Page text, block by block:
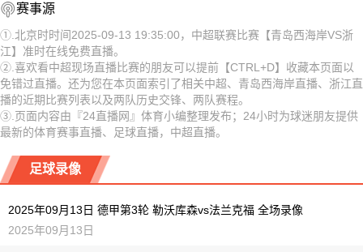
09-13 【中甲】 广东广州豹VS石家庄功夫
09-13 【中甲】 广西平果VS大连鲲城
09-13 【中甲】 南京城市VS深圳青年人
09-13 【英超】 阿森纳VS诺丁汉森林
09-13 【西甲】 赫塔费VS皇家奥维耶多
09-13 【中甲】 陕西联合VS辽宁铁人
09-13 【CBA】 山东VS山西
09-13 【中甲】 广东广州豹VS石家庄功夫
09-13 【中甲】 广西平果VS大连鲲城
09-13 【英超】 阿森纳VS诺丁汉森林
赛事源
①.北京时时间2025-09-13 19:35:00，中超联赛比赛【青岛西海岸VS浙
江】准时在线免费直播。
②.喜欢看中超现场直播比赛的朋友可以提前【CTRL+D】收藏本页面以
免错过直播。还为您在本页面索引了相关中超、青岛西海岸直播、浙江直
播的近期比赛列表以及两队历史交锋、两队赛程。
③.页面内容由『24直播网』体育小编整理发布；24小时为球迷朋友提供
最新的体育赛事直播、足球直播，中超直播。
足球录像
2025年09月13日 德甲第3轮 勒沃库森vs法兰克福 全场录像
2025年09月13日